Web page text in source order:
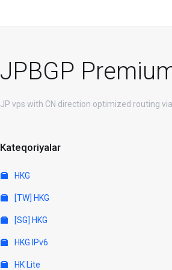
JPBGP
JP vps with CN direction optimized routing
Kateqoriyalar
HKG
[TW] HKG
[SG] HKG
HKG IPv6
HK Lite